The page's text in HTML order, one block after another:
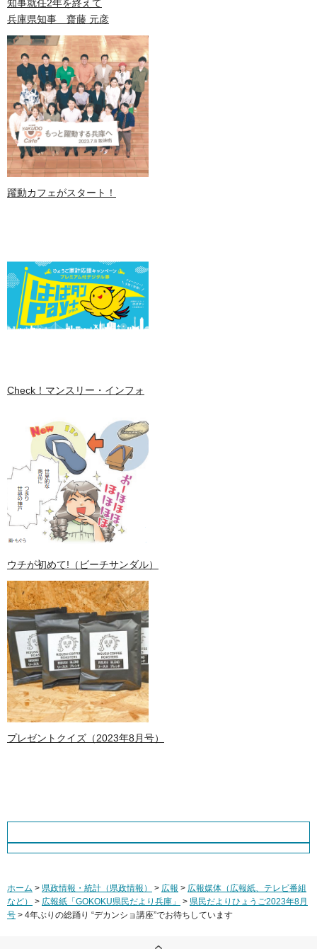
知事就任2年を終えて
兵庫県知事 齋藤 元彦
躍動カフェがスタート！
Check！マンスリー・インフォ
ウチが初めて!（ビーチサンダル）
プレゼントクイズ（2023年8月号）
ホーム > 県政情報・統計（県政情報） > 広報 > 広報媒体（広報紙、テレビ番組
など）
> 広報紙「GOKOKU県民だより兵庫」 > 県民だよりひょうご2023年8月
号 > 4年ぶりの総踊り “デカンショ講座”でお待ちしています